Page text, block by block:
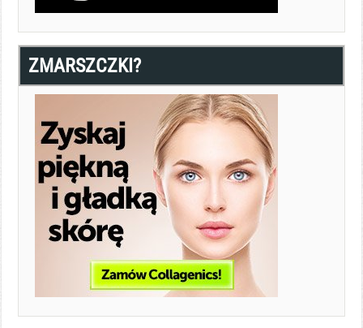
ZMARSZCZKI?